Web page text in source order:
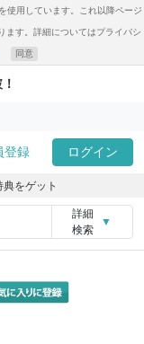
使用しています。これ以降ページ
ます。詳細についてはプライバシ
同意
登録 ログイン
をゲット
詳細
検索
▼